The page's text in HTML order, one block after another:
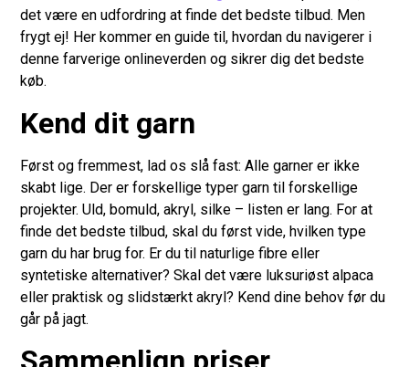
det være en udfordring at finde det bedste tilbud. Men
frygt ej! Her kommer en guide til, hvordan du navigerer i
denne farverige onlineverden og sikrer dig det bedste
køb.
Kend dit garn
Først og fremmest, lad os slå fast: Alle garner er ikke
skabt lige. Der er forskellige typer garn til forskellige
projekter. Uld, bomuld, akryl, silke – listen er lang. For at
finde det bedste tilbud, skal du først vide, hvilken type
garn du har brug for. Er du til naturlige fibre eller
syntetiske alternativer? Skal det være luksuriøst alpaca
eller praktisk og slidstærkt akryl? Kend dine behov før du
går på jagt.